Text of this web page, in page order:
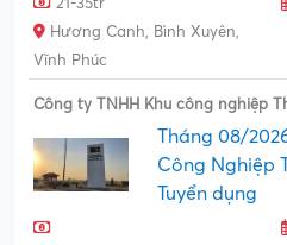
Hương Canh, Bình Xuyên,
Vĩnh Phúc
Công ty TNHH Khu công nghiệp
Tháng 08/
Công Nghiệp
Tuyển dụng